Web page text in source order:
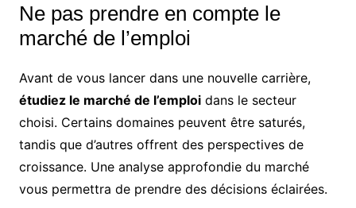
Ne pas prendre en compte le
marché de l’emploi
Avant de vous lancer dans une nouvelle carrière,
étudiez le marché de l’emploidans le secteur
choisi. Certains domaines peuvent être saturés,
tandis que d’autres offrent des perspectives de
croissance. Une analyse approfondie du marché
vous permettra de prendre des décisions éclairées.